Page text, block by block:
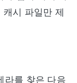
시 파일만 제
라를 찾은 다음